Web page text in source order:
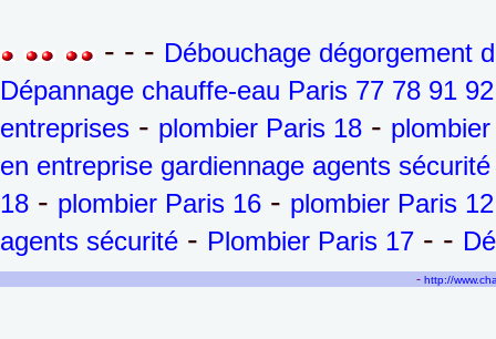
- - - Débouchage dégorgement
Dépannage chauffe-eau Paris 77 78 91
entreprises - plombier Paris 18 -
en entreprise gardiennage agents sécurité
18 - plombier Paris 16 - plombier Paris 12
agents sécurité - Plombier Paris 17 - -
-http://